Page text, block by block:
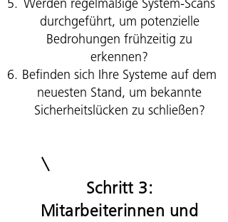
Werden regelmäßige System-Scans
durchgeführt, um potenzielle
Bedrohungen frühzeitig zu
erkennen?
Befinden sich Ihre Systeme auf dem
neuesten Stand, um bekannte
Sicherheitslücken zu schließen?
Schritt 3:
Mitarbeiterinnen und